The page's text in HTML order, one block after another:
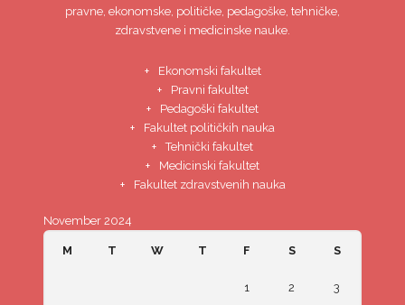
pravne, ekonomske, političke, pedagoške, tehničke,
zdravstvene i medicinske nauke.
Ekonomski fakultet
Pravni fakultet
Pedagoški fakultet
Fakultet političkih nauka
Tehnički fakultet
Medicinski fakultet
Fakultet zdravstvenih nauka
November 2024
M T W T F S S
1 2 3